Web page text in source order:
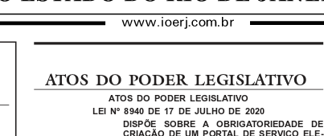
ATOS DO PODER LEGISLATIVO
ATOS  DO  PODER  LEGISLATIVO
LEI  Nº  8940  DE  17  DE  JULHO  DE  2020
DISPÕE   SOBRE   A   OBRIGATORIEDADE   DE
CRIAÇÃO  DE  UM  PORTAL  DE  SERVIÇO  ELE-